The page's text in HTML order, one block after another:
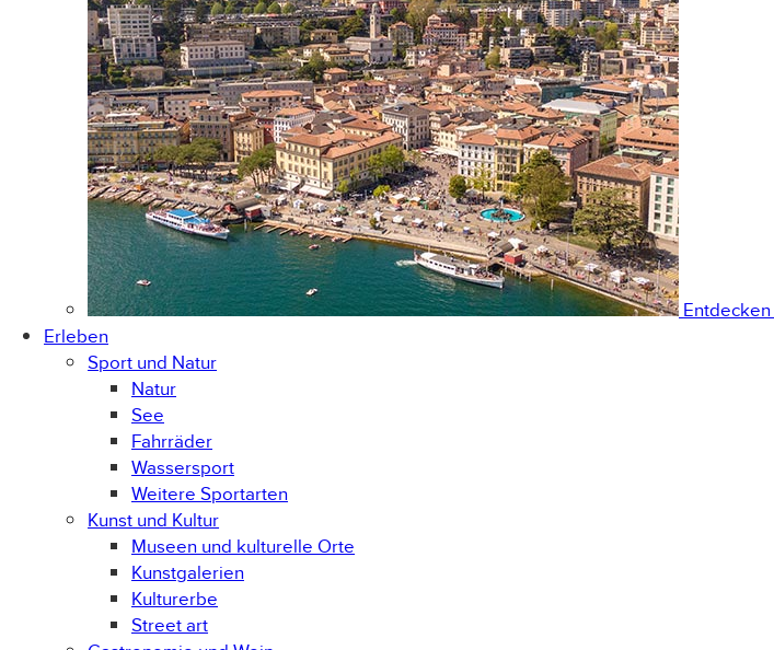
Erleben
Sport und Natur
Natur
See
Fahrräder
Wassersport
Weitere Sportarten
Kunst und Kultur
Museen und kulturelle Orte
Kunstgalerien
Kulturerbe
Street art